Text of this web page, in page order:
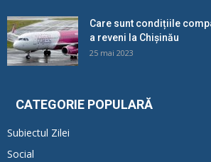
Care sunt condițiile
a reveni la Chișinău
25 mai 2023
CATEGORIE POPULARĂ
Subiectul Zilei
Social